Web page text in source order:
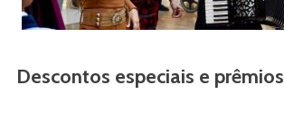
Descontos especiais e prêmios